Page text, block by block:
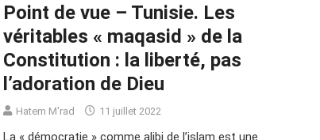
Point de vue – Tunisie. Les
véritables « maqasid » de la
Constitution : la liberté, pas
l’adoration de Dieu
Hatem M'rad 11 juillet 2022
La « démocratie » comme alibi de l’islam est une